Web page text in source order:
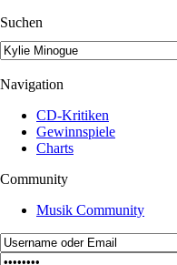
Suchen
Navigation
CD-Kritiken
Gewinnspiele
Charts
Community
Musik Community